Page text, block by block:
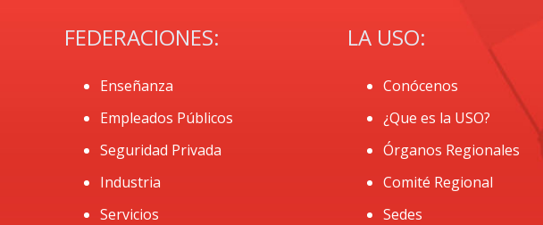
FEDERACIONES:
Enseñanza
Empleados Públicos
Seguridad Privada
Industria
Servicios
LA USO:
Conócenos
¿Que es la USO?
Órganos Regionales
Comité Regional
Sedes